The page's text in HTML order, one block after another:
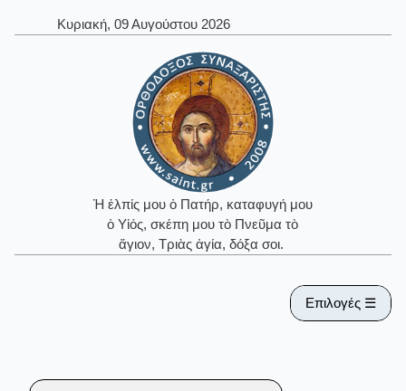
Κυριακή, 09 Αυγούστου 2026
Ἡ ἐλπίς μου ὁ Πατήρ, καταφυγή μου
ὁ Υἱός, σκέπη μου τὸ Πνεῦμα τὸ
ἅγιον, Τριὰς ἁγία, δόξα σοι.
Επιλογές ☰